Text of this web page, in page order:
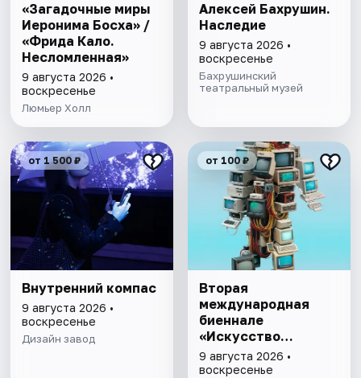
«Загадочные миры
Иеронима Босха» /
«Фрида Кало.
Несломленная»
9 августа 2026 •
воскресенье
Люмьер Холл
Алексей Бахрушин.
Наследие
9 августа 2026 •
воскресенье
Бахрушинский
театральный музей
от 1 500 ₽
Внутренний компас
9 августа 2026 •
воскресенье
Дизайн завод
от 100 ₽
Вторая
международная
биеннале
«Искусство
будущего»
9 августа 2026 •
воскресенье